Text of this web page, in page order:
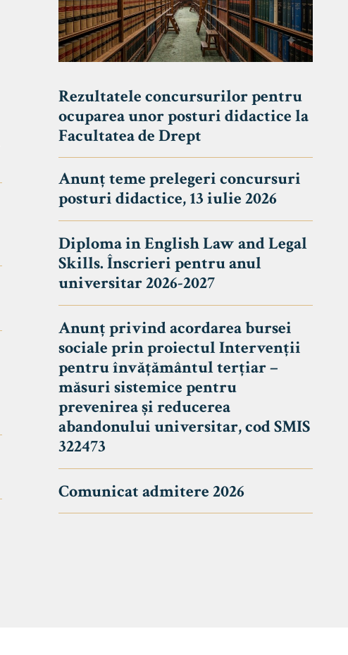
Rezultatele concursurilor pentru
ocuparea unor posturi didactice la
Facultatea de Drept
Anunț teme prelegeri concursuri
posturi didactice, 13 iulie 2026
Diploma in English Law and Legal
Skills. Înscrieri pentru anul
universitar 2026-2027
Anunț privind acordarea bursei
sociale prin proiectul Intervenții
pentru învățământul terțiar –
măsuri sistemice pentru
prevenirea și reducerea
abandonului universitar, cod SMIS
322473
Comunicat admitere 2026